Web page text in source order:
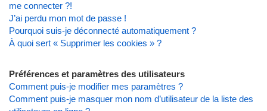
me connecter ?!
J’ai perdu mon mot de passe !
Pourquoi suis-je déconnecté automatiquement ?
À quoi sert « Supprimer les cookies » ?
Préférences et paramètres des utilisateurs
Comment puis-je modifier mes paramètres ?
Comment puis-je masquer mon nom d’utilisateur de la liste des